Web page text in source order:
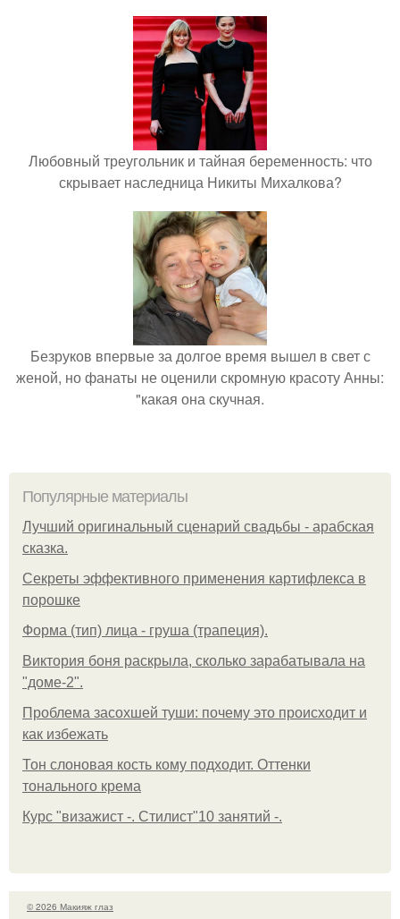
Любовный треугольник и тайная беременность: что
скрывает наследница Никиты Михалкова?
Безруков впервые за долгое время вышел в свет с
женой, но фанаты не оценили скромную красоту Анны:
"какая она скучная.
Популярные материалы
Лучший оригинальный сценарий свадьбы - арабская
сказка.
Секреты эффективного применения картифлекса в
порошке
Форма (тип) лица - груша (трапеция).
Виктория боня раскрыла, сколько зарабатывала на
"доме-2".
Проблема засохшей туши: почему это происходит и
как избежать
Тон слоновая кость кому подходит. Оттенки
тонального крема
Курс "визажист -. Стилист"10 занятий -.
© 2026 Макияж глаз